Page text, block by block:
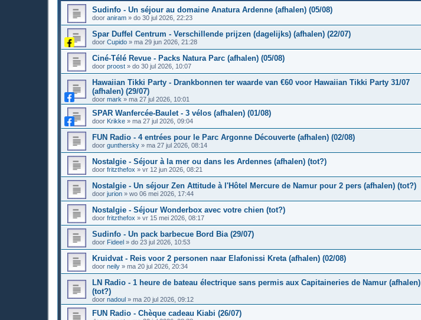
Sudinfo - Un séjour au domaine Anatura Ardenne (afhalen) (05/08)
door aniram » do 30 jul 2026, 22:23
Spar Duffel Centrum - Verschillende prijzen (dagelijks) (afhalen) (22/07)
door Cupido » ma 29 jun 2026, 21:28
Ciné-Télé Revue - Packs Natura Parc (afhalen) (05/08)
door proost » do 30 jul 2026, 10:07
Hawaiian Tikki Party - Drankbonnen ter waarde van €60 voor Hawaiian Tikki Party 31/07
(afhalen) (29/07)
door mark » ma 27 jul 2026, 10:01
SPAR Wanfercée-Baulet - 3 vélos (afhalen) (01/08)
door Krikke » ma 27 jul 2026, 09:04
FUN Radio - 4 entrées pour le Parc Argonne Découverte (afhalen) (02/08)
door gunthersky » ma 27 jul 2026, 08:14
Nostalgie - Séjour à la mer ou dans les Ardennes (afhalen) (tot?)
door fritzthefox » vr 12 jun 2026, 08:21
Nostalgie - Un séjour Zen Attitude à l'Hôtel Mercure de Namur pour 2 pers (afhalen) (tot?)
door jurion » wo 06 mei 2026, 17:44
Nostalgie - Séjour Wonderbox avec votre chien (tot?)
door fritzthefox » vr 15 mei 2026, 08:17
Sudinfo - Un pack barbecue Bord Bia (29/07)
door Fideel » do 23 jul 2026, 10:53
Kruidvat - Reis voor 2 personen naar Elafonissi Kreta (afhalen) (02/08)
door neily » ma 20 jul 2026, 20:34
LN Radio - 1 heure de bateau électrique sans permis aux Capitaineries de Namur (afhalen)
(tot?)
door nadoul » ma 20 jul 2026, 09:12
FUN Radio - Chèque cadeau Kiabi (26/07)